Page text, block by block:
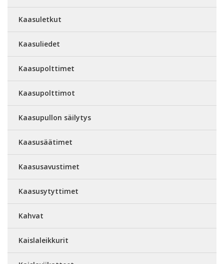
Kaasuletkut
Kaasuliedet
Kaasupolttimet
Kaasupolttimot
Kaasupullon säilytys
Kaasusäätimet
Kaasusavustimet
Kaasusytyttimet
Kahvat
Kaislaleikkurit